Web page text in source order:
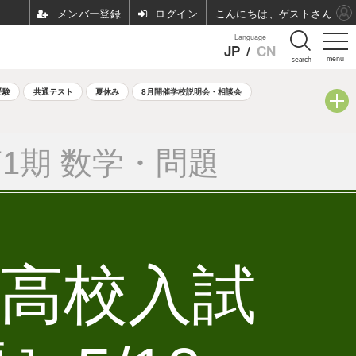
menu
Language
JP / CN search
験 共通テスト 夏休み 8月開催学校説明会・相談会
期 数学・問題
校入試
ログイン こんにちは、ゲストさん